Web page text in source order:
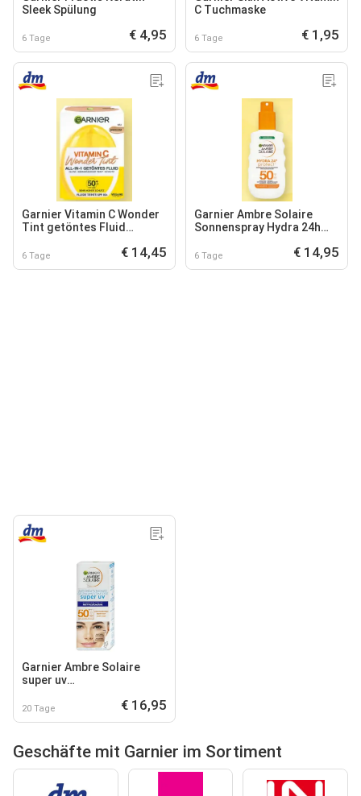
Sleek Spülung
6 Tage € 4,95
C Tuchmaske
6 Tage € 1,95
Garnier Vitamin C Wonder
Tint getöntes Fluid
6 Tage € 14,45
Garnier Ambre Solaire
Sonnenspray Hydra 24h
6 Tage € 14,95
Garnier Ambre Solaire
super uv
Gesicht LSF50+
20 Tage € 16,95
Geschäfte mit Garnier im Sortiment